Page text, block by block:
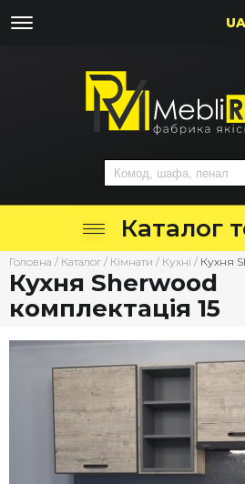
UA
Каталог
Головна / Каталог / Кімнати / Кухні / Кухня
Кухня Sherwood
комплектація 15